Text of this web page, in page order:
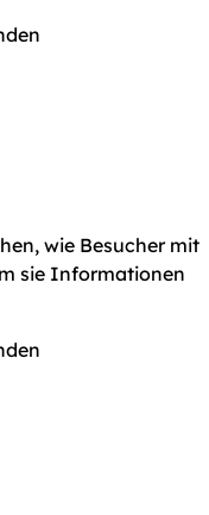
wie Besucher mit
sie Informationen